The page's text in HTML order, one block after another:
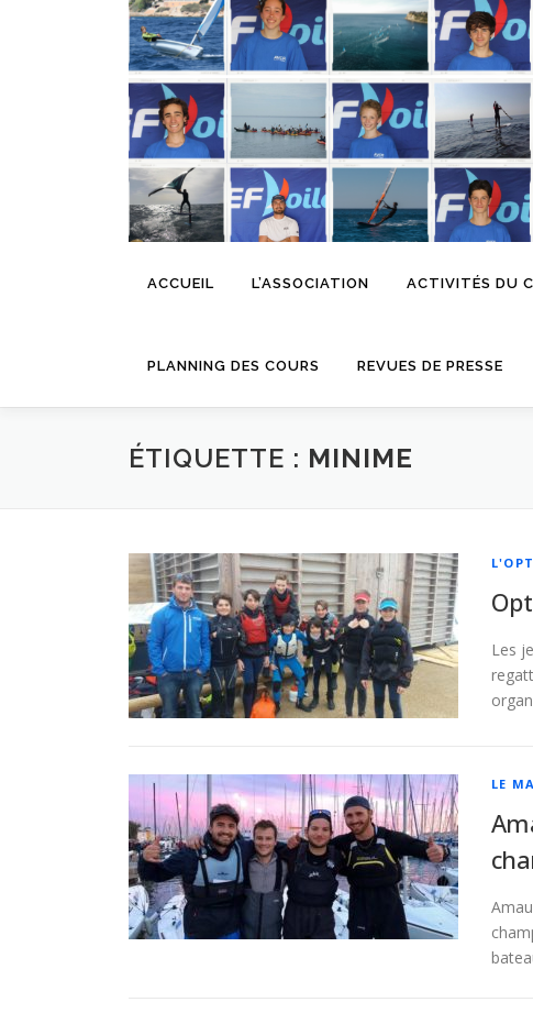
ACCUEIL L’ASSOCIATION ACTIVITÉS DU
PLANNING DES COURS REVUES DE PRESSE
ÉTIQUETTE : MINIME
Les
LE